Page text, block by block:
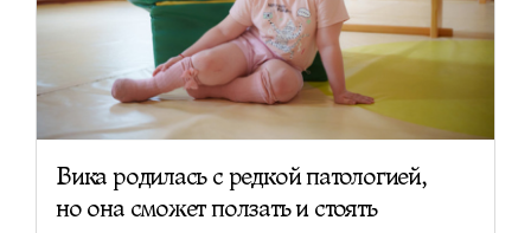
Вика родилась с редкой патологией,
но она сможет ползать и стоять